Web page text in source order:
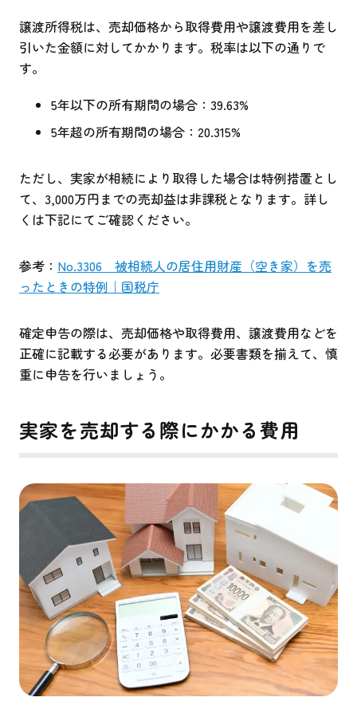
譲渡所得税は、売却価格から取得費用や譲渡費用を差し
引いた金額に対してかかります。税率は以下の通りで
す。
5年以下の所有期間の場合：39.63%
5年超の所有期間の場合：20.315%
ただし、実家が相続により取得した場合は特例措置とし
て、3,000万円までの売却益は非課税となります。詳し
くは下記にてご確認ください。
参考： No.3306 被相続人の居住用財産（空き家）を売
ったときの特例｜国税庁
確定申告の際は、売却価格や取得費用、譲渡費用などを
正確に記載する必要があります。必要書類を揃えて、慎
重に申告を行いましょう。
実家を売却する際にかかる費用